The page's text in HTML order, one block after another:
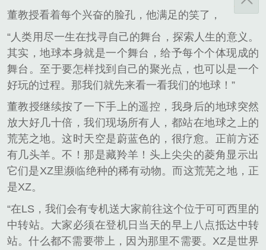
董教授看着每个兴奋的脸孔，他满足的笑了，
“人类用尽一生在找寻自己的舞台，探索人生的意义。
其实，地球本身就是一个舞台，给予每个个体现成的
舞台。至于要怎样找到自己的聚光点，也可以是一个
好玩的过程。那我们就先来看一看我们的地球！”
董教授继续按了一下手上的遥控，我身后的地球突然
放大好几十倍，我们现场所有人，都站在地球之上的
荒芜之地。这时天空是蔚蓝色的，很疗愈。正前方还
有几头羊。不！那是藏羚羊！头上尖尖的菱角显示出
它们是XZ里濒临绝种的稀有动物。而这荒芜之地，正
是XZ。
“在LS，我们会有专机送大家前往这个位于可可西里的
中转站。大家必须在登机日当天的早上八点抵达中转
站。什么都不需要带上，因为那里不需要。XZ是世界